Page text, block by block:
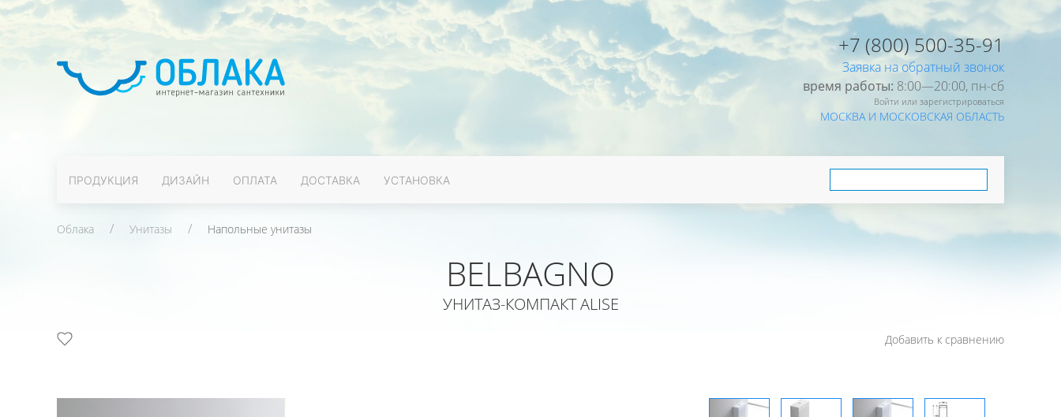
+7 (800) 500-35-91
Заявка на обратный звонок
время работы: 8:00—20:00, пн-cб
Войти или зарегистрироваться
МОСКВА И МОСКОВСКАЯ ОБЛАСТЬ
ПРОДУКЦИЯ ДИЗАЙН ОПЛАТА ДОСТАВКА УСТАНОВКА
Облака Унитазы Напольные унитазы
BELBAGNO
УНИТАЗ-КОМПАКТ ALISE
Добавить к сравнению